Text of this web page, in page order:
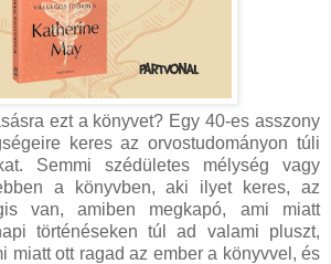
ezt a könyvet? Egy 40-es asszony
keres az orvostudományon túli
Semmi szédületes mélység vagy
a könyvben, aki ilyet keres, az
van, amiben megkapó, ami miatt
történéseken túl ad valami pluszt,
miatt ott ragad az ember a könyvvel, és